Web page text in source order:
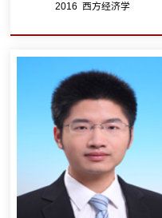
2016 西方经济学